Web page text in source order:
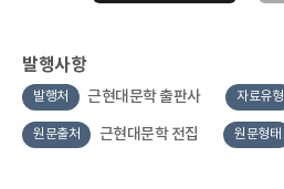
발행사항
발행처 근현대문학 출판사 자료유형
원문출처 근현대문학 전집 원문형태